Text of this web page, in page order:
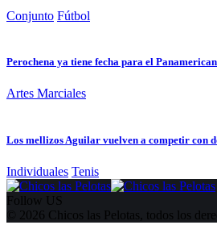
Conjunto Fútbol
Perochena ya tiene fecha para el
Artes Marciales
Los mellizos Aguilar vuelven a competir con
Individuales Tenis
Follow US
© 2026 Chicos las Pelotas, todos los